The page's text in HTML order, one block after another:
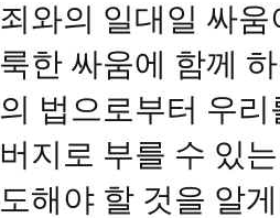
죄와의 일대일 싸
룩한 싸움에 함께
의 법으로부터 우
버지로 부를 수 있
도해야 할 것을 알